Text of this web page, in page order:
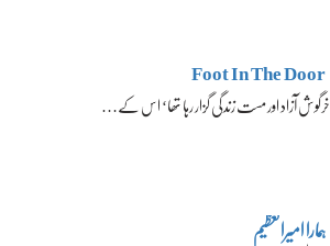
Foot In The Door
خرگوش آزاد اور مست زندگی گزار رہا تھا‘ اس کے…
ہمارا امیرالعظیم